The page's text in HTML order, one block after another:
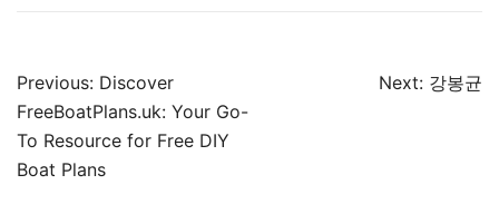
Post
navigation
Previous: Discover
FreeBoatPlans.uk: Your Go-
To Resource for Free DIY
Boat Plans
Next: 강봉균